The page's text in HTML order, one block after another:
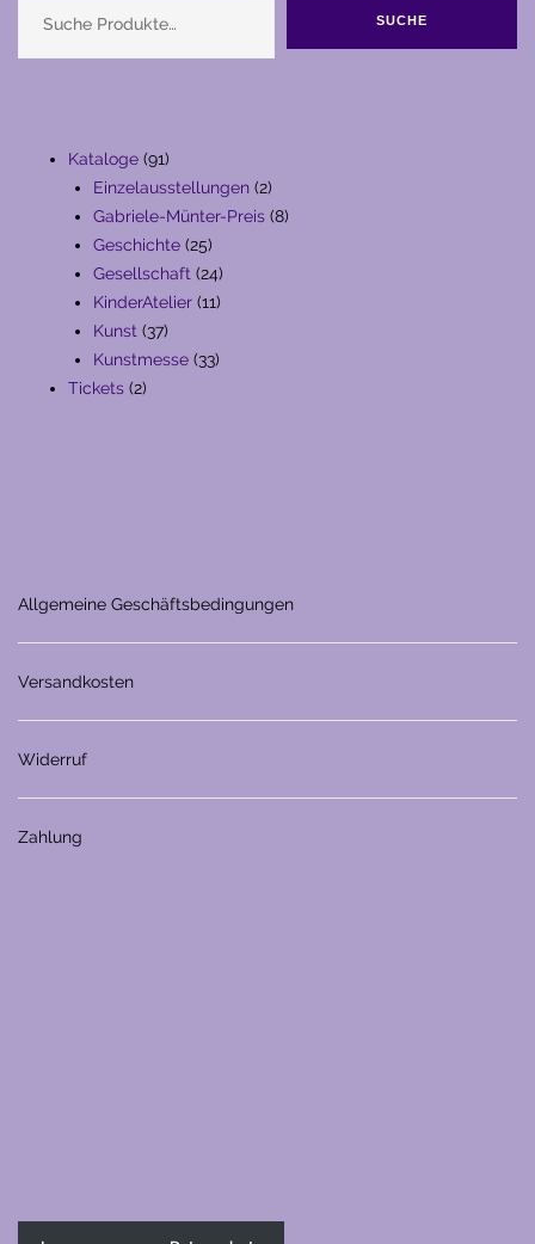
SUCHE
Kataloge 9191
Produkte
Einzelausstellungen 22
Produkte
Gabriele-Münter-Preis 88
Geschichte 2525
Produkte
Gesellschaft 2424
Produkte
KinderAtelier 1111
Kunst 3737
Produkte
Kunstmesse 3333
Tickets 22
Allgemeine Geschäftsbedingungen
Versandkosten
Widerruf
Zahlung